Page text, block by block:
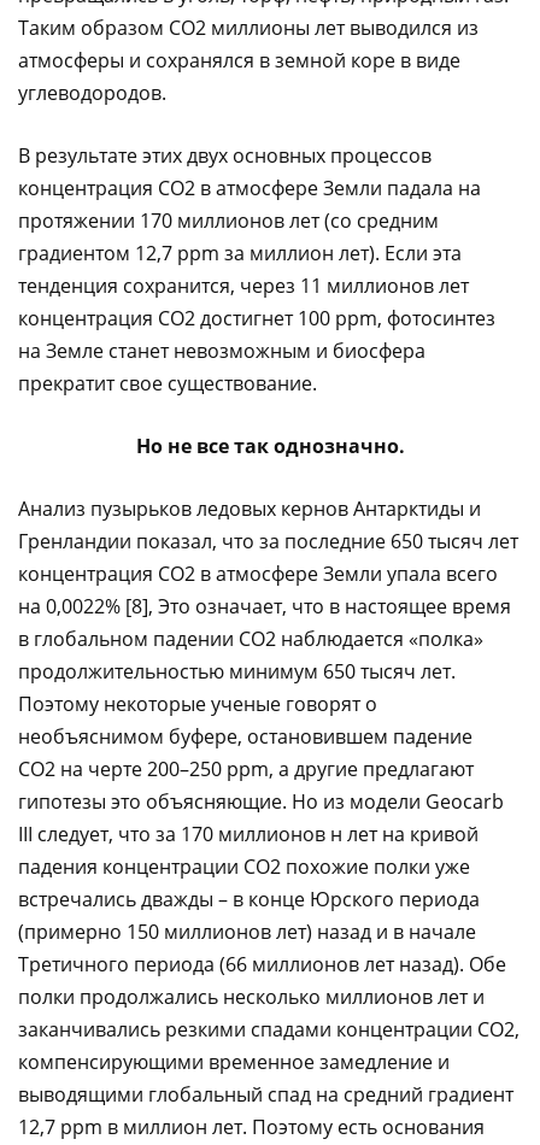
Таким образом CO2 миллионы лет выводился из
атмосферы и сохранялся в земной коре в виде
углеводородов.
В результате этих двух основных процессов
концентрация CO2 в атмосфере Земли падала на
протяжении 170 миллионов лет (со средним
градиентом 12,7 ppm за миллион лет). Если эта
тенденция сохранится, через 11 миллионов лет
концентрация CO2 достигнет 100 ppm, фотосинтез
на Земле станет невозможным и биосфера
прекратит свое существование.
Но не все так однозначно.
Анализ пузырьков ледовых кернов Антарктиды и
Гренландии показал, что за последние 650 тысяч лет
концентрация CO2 в атмосфере Земли упала всего
на 0,0022% [8], Это означает, что в настоящее время
в глобальном падении CO2 наблюдается «полка»
продолжительностью минимум 650 тысяч лет.
Поэтому некоторые ученые говорят о
необъяснимом буфере, остановившем падение
CO2 на черте 200–250 ppm, а другие предлагают
гипотезы это объясняющие. Но из модели Geocarb
III следует, что за 170 миллионов н лет на кривой
падения концентрации CO2 похожие полки уже
встречались дважды – в конце Юрского периода
(примерно 150 миллионов лет) назад и в начале
Третичного периода (66 миллионов лет назад). Обе
полки продолжались несколько миллионов лет и
заканчивались резкими спадами концентрации CO2,
компенсирующими временное замедление и
выводящими глобальный спад на средний градиент
12,7 ppm в миллион лет. Поэтому есть основания